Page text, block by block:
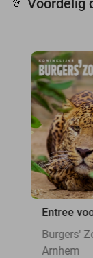
🦒 Voordelig
Entree
Burgers'
Arnhem